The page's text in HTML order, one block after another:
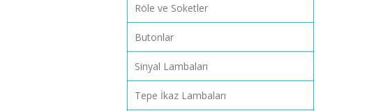
Röle ve Soketler
Butonlar
Sinyal Lambaları
Tepe İkaz Lambaları